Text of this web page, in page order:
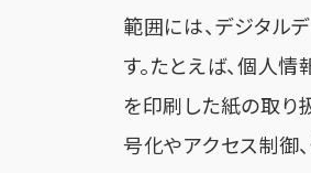
範囲には、デジタル
す。たとえば、個人
を印刷した紙の取り
号化やアクセス制御